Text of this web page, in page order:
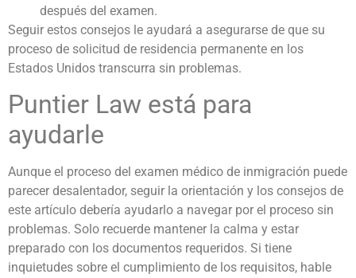
después del examen.
Seguir estos consejos le ayudará a asegurarse de que su
proceso de solicitud de residencia permanente en los
Estados Unidos transcurra sin problemas.
Puntier Law está para
ayudarle
Aunque el proceso del examen médico de inmigración puede
parecer desalentador, seguir la orientación y los consejos de
este artículo debería ayudarlo a navegar por el proceso sin
problemas. Solo recuerde mantener la calma y estar
preparado con los documentos requeridos. Si tiene
inquietudes sobre el cumplimiento de los requisitos, hable